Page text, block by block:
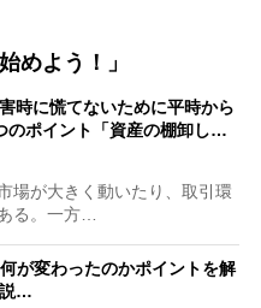
めよう！」
時に慌てないために平時から
のポイント「資産の棚卸し…
場が大きく動いたり、取引環
る。一方…
が変わったのかポイントを解
…